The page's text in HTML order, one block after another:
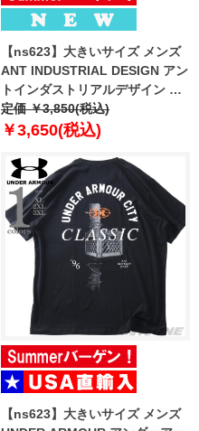
【ns623】大きいサイズ メンズ
ANT INDUSTRIAL DESIGN アン
トインダストリアルデザイン ホ
ログラムプリント 半袖 Tシャツ
吸水速乾 UVカット 春夏新作
定価 ￥3,850(税込)
￥3,650(税込)
【ns623】大きいサイズ メンズ